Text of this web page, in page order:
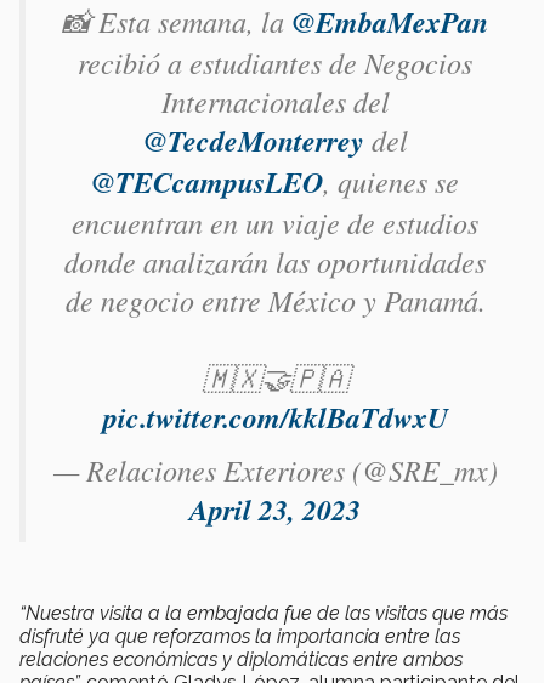
📸 Esta semana, la @EmbaMexPan
recibió a estudiantes de Negocios
Internacionales del
@TecdeMonterrey del
@TECcampusLEO, quienes se
encuentran en un viaje de estudios
donde analizarán las oportunidades
de negocio entre México y Panamá.
🇲🇽🤝🇵🇦
pic.twitter.com/kklBaTdwxU
— Relaciones Exteriores (@SRE_mx)
April 23, 2023
“Nuestra visita a la embajada fue de las visitas que más
disfruté ya que reforzamos la importancia entre las
relaciones económicas y diplomáticas entre ambos